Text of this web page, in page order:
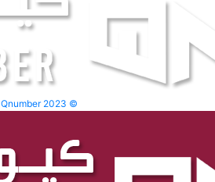
Qnumber 2023 ©